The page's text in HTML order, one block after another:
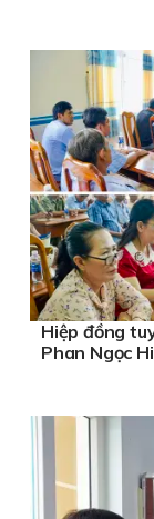
Hiệp đồng
Phan Ngọc